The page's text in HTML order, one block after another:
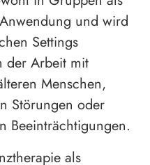
und wird
Settings
der Arbeit mit
Menschen,
Störungen oder
Beeinträchtigungen.
als